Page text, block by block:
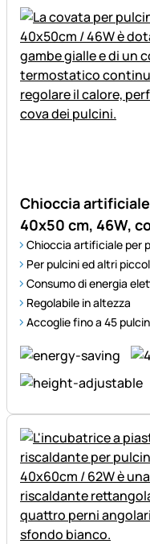
Chioccia
40x50 cm, 46W,
Chioccia artificiale per
Per pulcini ed altri
Consumo di energia
Regolabile in altezza
Accoglie fino a 45